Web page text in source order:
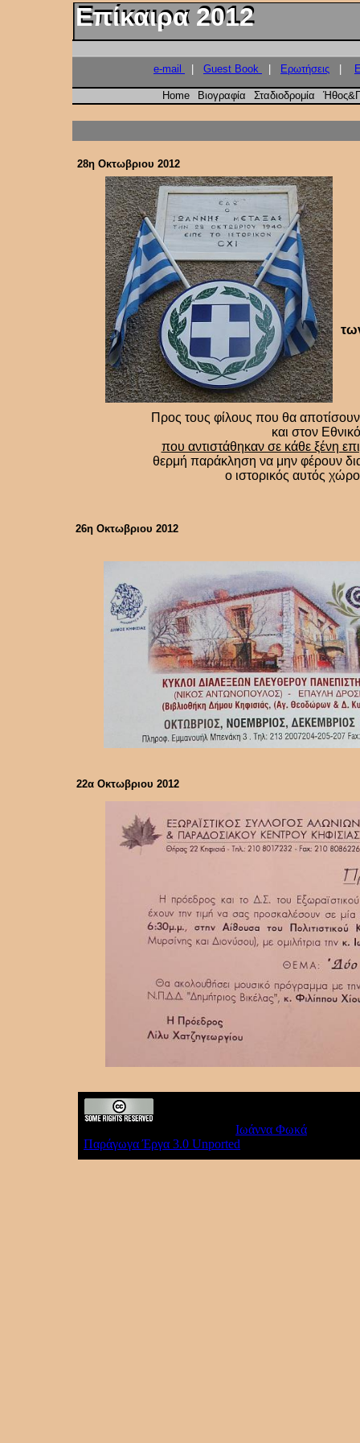
Επίκαιρα 2012
Επίκαιρα 2012
Ιωάννα Φωκά
Παράγωγα Έργα 3.0 Unported
e-mail Guest Book Ερωτήσεις
Home Βιογραφία Σταδιοδρομία
Προς τους φίλους που θα
και στον
που αντιστάθηκαν σε κάθε ξένη
θερμή παράκληση να μην φέρουν
ο ιστορικός αυτός
28η Οκτωβριου 2012
22α Οκτωβριου 2012
26η Οκτωβριου 2012